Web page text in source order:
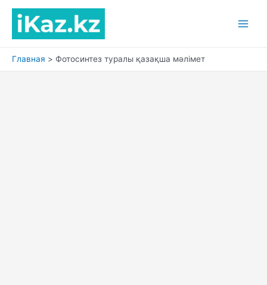
содержимому
Главная Фотосинтез туралы қазақша мәлімет